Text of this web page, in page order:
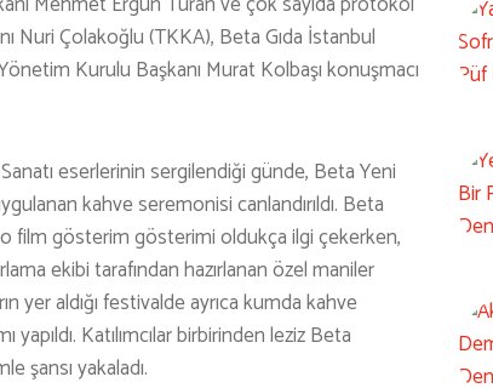
Nuri Çolakoğlu (TKKA), Beta Gıda İstanbul
Kurulu Başkanı Murat Kolbaşı konuşmacı
eserlerinin sergilendiği günde, Beta Yeni
kahve seremonisi canlandırıldı. Beta
film gösterim gösterimi oldukça ilgi çekerken,
ekibi tarafından hazırlanan özel maniler
yer aldığı festivalde ayrıca kumda kahve
Katılımcılar birbirinden leziz Beta
şansı yakaladı.